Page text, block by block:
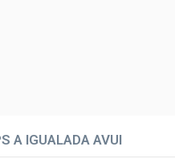
A IGUALADA AVUI